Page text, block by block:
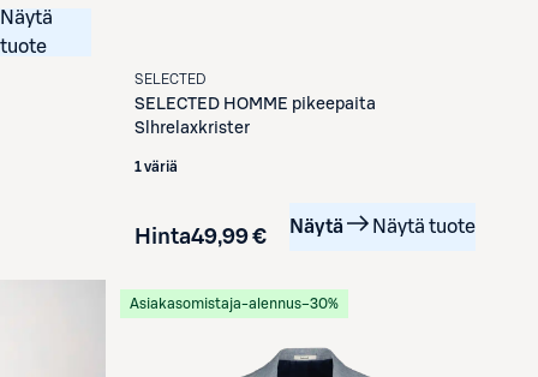
Näytä
tuote
SELECTED
SELECTED HOMME pikeepaita
Slhrelaxkrister
1 väriä
Hinta49,99 € Näytä Näytä tuote
Asiakasomistaja-alennus−30%